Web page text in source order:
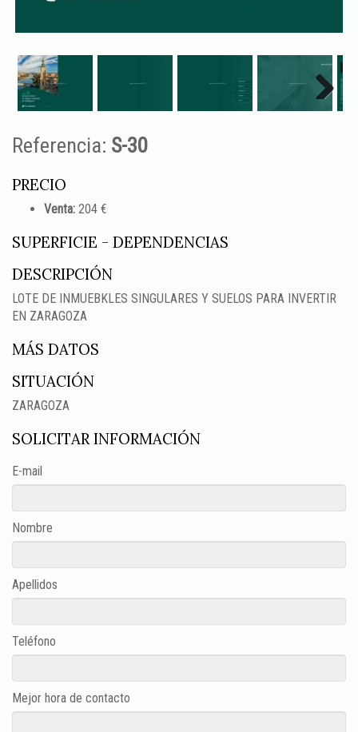
Referencia: S-30
PRECIO
Venta: 204 €
SUPERFICIE - DEPENDENCIAS
DESCRIPCIÓN
LOTE DE INMUEBKLES SINGULARES Y SUELOS PARA INVERTIR
EN ZARAGOZA
MÁS DATOS
SITUACIÓN
ZARAGOZA
SOLICITAR INFORMACIÓN
E-mail
Nombre
Apellidos
Teléfono
Mejor hora de contacto